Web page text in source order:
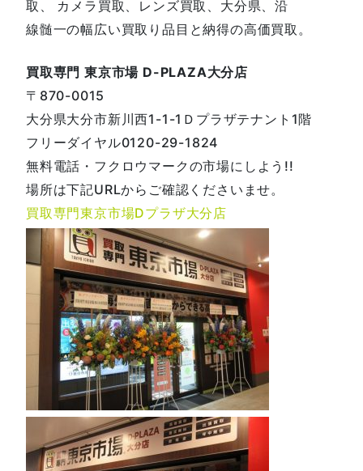
取、 カメラ買取、レンズ買取、大分県、沿
線髄一の幅広い買取り品目と納得の高価買取。
買取専門 東京市場 D-PLAZA大分店
〒870-0015
大分県大分市新川西1-1-1Ｄプラザテナント1階
フリーダイヤル0120-29-1824
無料電話・フクロウマークの市場にしよう!!
場所は下記URLからご確認くださいませ。
買取専門東京市場Dプラザ大分店